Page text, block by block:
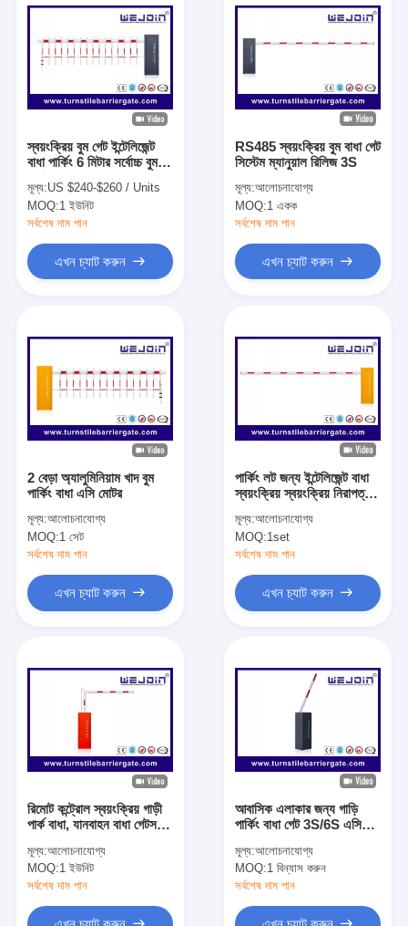
ভিডিও
আমাদের সম্বন্ধে
খবর
মামলা
turnstile ব্যারিয়ার গেইট
পার্কিং ব্যারিয়ার গেট
স্বয়ংক্রিয় ব্যারিয়ার গেইট
টোল গেট বাধা
বুoom ব্যারিয়ার গেট
গাড়ি পার্কিং ব্যারিয়ার গেট
স্বয়ংক্রিয় বুম গেট ইন্টেলিজেন্ট
বাধা পার্কিং 6 মিটার সর্বোচ্চ বুম
মূল্য:US $240-$260 / Units
MOQ:1 ইউনিট
সর্বশেষ দাম পান
এখন চ্যাট করুন
RS485 স্বয়ংক্রিয় বুম বাধা গেট
সিস্টেম ম্যানুয়াল রিলিজ 3S
মূল্য:আলোচনাযোগ্য
MOQ:1 একক
সর্বশেষ দাম পান
এখন চ্যাট করুন
2 বেড়া অ্যালুমিনিয়াম খাদ বুম
পার্কিং বাধা এসি মোটর
মূল্য:আলোচনাযোগ্য
MOQ:1 সেট
সর্বশেষ দাম পান
এখন চ্যাট করুন
পার্কিং লট জন্য ইন্টেলিজেন্ট বাধা
স্বয়ংক্রিয় স্বয়ংক্রিয় নিরাপত্তা
মূল্য:আলোচনাযোগ্য
MOQ:1set
সর্বশেষ দাম পান
এখন চ্যাট করুন
রিমোট কন্ট্রোল স্বয়ংক্রিয় গাড়ী
পার্ক বাধা, যানবাহন বাধা গেটস
মূল্য:আলোচনাযোগ্য
MOQ:1 ইউনিট
সর্বশেষ দাম পান
আবাসিক এলাকার জন্য গাড়ি
পার্কিং বাধা গেট 3S/6S এসি
মূল্য:আলোচনাযোগ্য
MOQ:1 বিন্যাস করুন
সর্বশেষ দাম পান